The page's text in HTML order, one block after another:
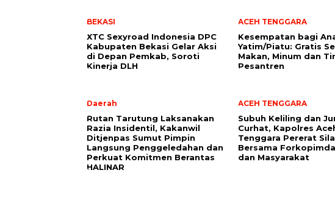
BEKASI
XTC Sexyroad Indonesia DPC
Kabupaten Bekasi Gelar Aksi
di Depan Pemkab, Soroti
Kinerja DLH
ACEH TENGGARA
Kesempatan bagi
Yatim/Piatu: Gratis
Makan, Minum dan
Pesantren
Daerah
Rutan Tarutung Laksanakan
Razia Insidentil, Kakanwil
Ditjenpas Sumut Pimpin
Langsung Penggeledahan dan
Perkuat Komitmen Berantas
HALINAR
ACEH TENGGARA
Subuh Keliling dan
Curhat, Kapolres
Tenggara Pererat
Bersama
dan Masyarakat